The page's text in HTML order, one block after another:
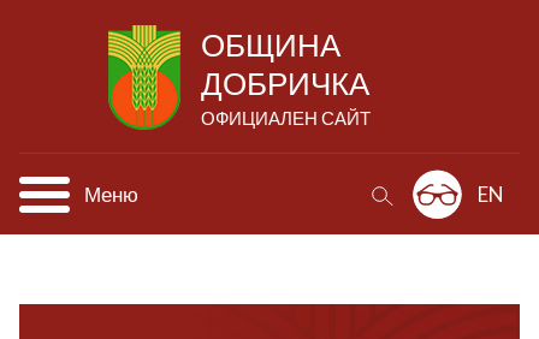
ОБЩИНА
ДОБРИЧКА
ОФИЦИАЛЕН САЙТ
Меню EN